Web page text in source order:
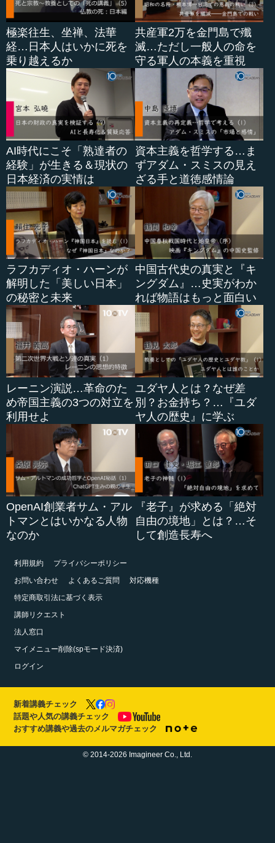
極楽往生、坐禅、法華
経…日本人はいかに死を
乗り越えるか
共産軍2万を金門島で殲
滅…ただし一般人の命を
守る軍人の本義を重視
AI時代にこそ「熟達者の
経験」が生きる＆現状の
日本経済の実情は
資本主義を哲学する…ま
ずアダム・スミスの見え
ざる手と道徳感情論
ラフカディオ・ハーンが
解明した「美しい日本」
の秘密と未来
中国古代史の真実と『キ
ングダム』…史実がわか
れば物語はもっと面白い
レーニン演説…革命のた
め帝国主義の3つの対立を
利用せよ
ユダヤ人とは？なぜ差
別？お金持ち？…『ユダ
ヤ人の歴史』に学ぶ
OpenAI創業者サム・アル
トマンとはいかなる人物
なのか
『老子』が求める「絶対
自由の境地」とは？…そ
して創造長寿へ
利用規約
プライバシーポリシー
お問い合わせ
よくあるご質問
対応機種
特定商取引法に基づく表示
講師リクエスト
法人窓口
マイメニュー削除(spモード決済)
ログイン
新着講義チェック
話題や人気の講義チェック
おすすめ講義や過去のメルマガチェック
© 2014-2026 Imagineer Co., Ltd.